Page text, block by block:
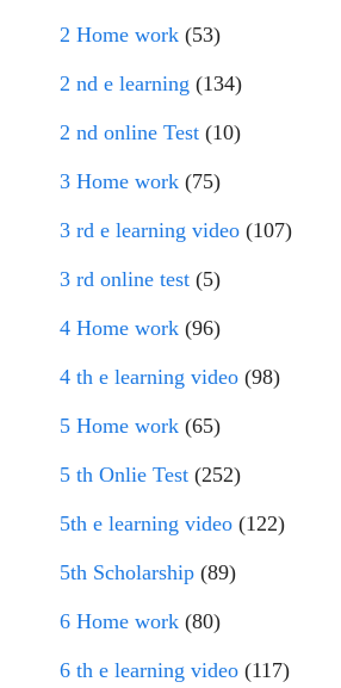
2 Home work (53)
2 nd e learning (134)
2 nd online Test (10)
3 Home work (75)
3 rd e learning video (107)
3 rd online test (5)
4 Home work (96)
4 th e learning video (98)
5 Home work (65)
5 th Onlie Test (252)
5th e learning video (122)
5th Scholarship (89)
6 Home work (80)
6 th e learning video (117)